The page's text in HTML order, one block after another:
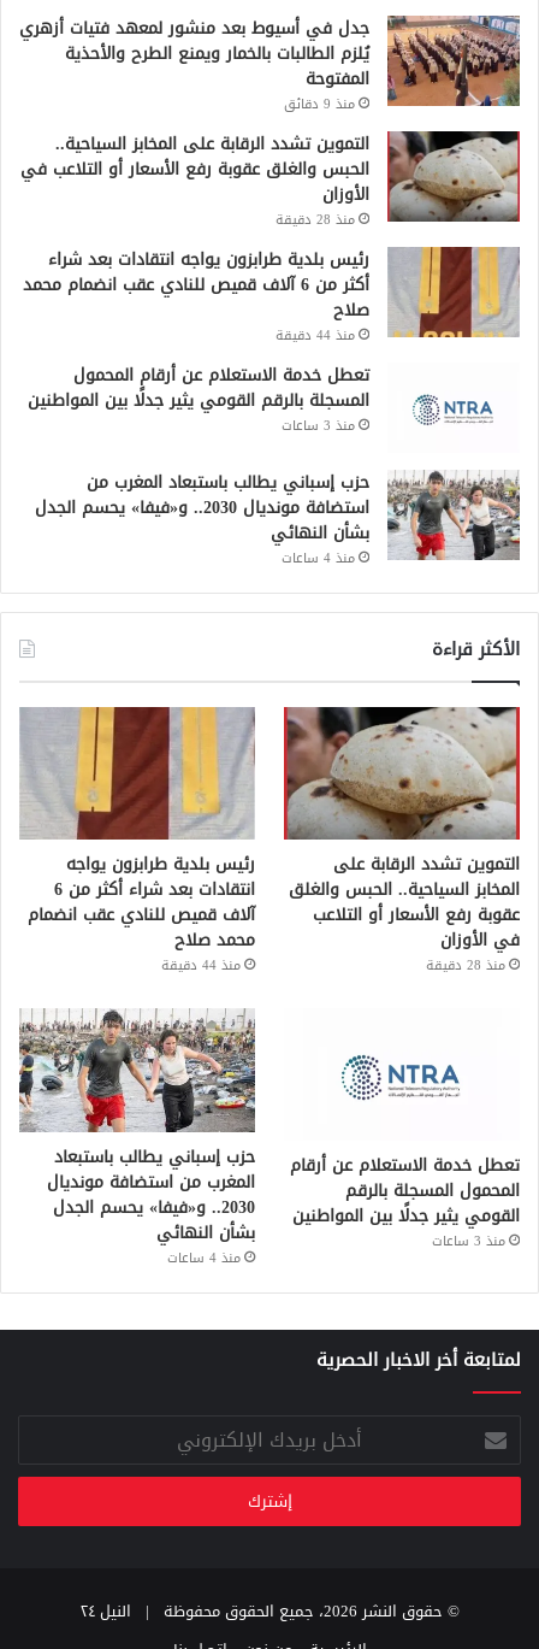
جدل في أسيوط بعد منشور لمعهد فتيات أزهري
يُلزم الطالبات بالخمار ويمنع الطرح والأحذية
المفتوحة
منذ 9 دقائق
التموين تشدد الرقابة على المخابز السياحية..
الحبس والغلق عقوبة رفع الأسعار أو التلاعب في
الأوزان
منذ 28 دقيقة
رئيس بلدية طرابزون يواجه انتقادات بعد شراء
أكثر من 6 آلاف قميص للنادي عقب انضمام محمد
صلاح
منذ 44 دقيقة
تعطل خدمة الاستعلام عن أرقام المحمول
المسجلة بالرقم القومي يثير جدلًا بين المواطنين
منذ 3 ساعات
حزب إسباني يطالب باستبعاد المغرب من
استضافة مونديال 2030.. و«فيفا» يحسم الجدل
بشأن النهائي
منذ 4 ساعات
الأكثر قراءة
التموين تشدد الرقابة على
المخابز السياحية.. الحبس والغلق
عقوبة رفع الأسعار أو التلاعب
في الأوزان
منذ 28 دقيقة
رئيس بلدية طرابزون يواجه
انتقادات بعد شراء أكثر من 6
آلاف قميص للنادي عقب انضمام
محمد صلاح
منذ 44 دقيقة
تعطل خدمة الاستعلام عن أرقام
المحمول المسجلة بالرقم
القومي يثير جدلًا بين المواطنين
منذ 3 ساعات
حزب إسباني يطالب باستبعاد
المغرب من استضافة مونديال
2030.. و«فيفا» يحسم الجدل
بشأن النهائي
منذ 4 ساعات
لمتابعة أخر الاخبار الحصرية
أدخل
بريدك
الإلكتروني
© حقوق النشر 2026، جميع الحقوق محفوظة |
النيل ٢٤